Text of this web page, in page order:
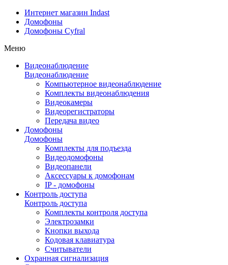
Интернет магазин Indast
Домофоны
Домофоны Cyfral
Меню
Видеонаблюдение
Видеонаблюдение
Компьютерное видеонаблюдение
Комплекты видеонаблюдения
Видеокамеры
Видеорегистраторы
Передача видео
Домофоны
Домофоны
Комплекты для подъезда
Видеодомофоны
Видеопанели
Аксессуары к домофонам
IP - домофоны
Контроль доступа
Контроль доступа
Комплекты контроля доступа
Электрозамки
Кнопки выхода
Кодовая клавиатура
Считыватели
Охранная сигнализация